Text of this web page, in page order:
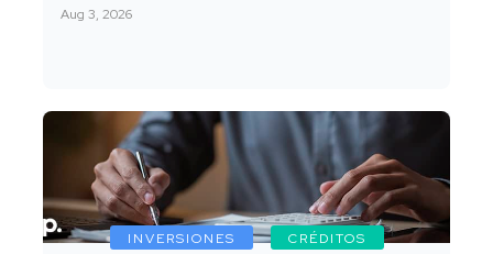
Aug 3, 2026
INVERSIONES CRÉDITOS